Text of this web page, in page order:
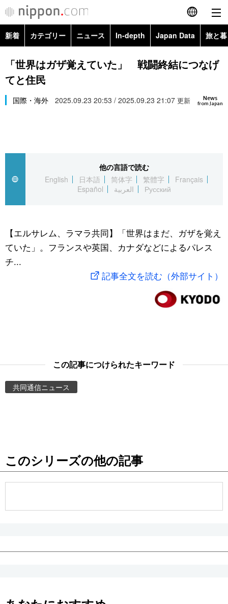
English
简体字
Русский
カテゴリー
経済・ビジネス
国際
文化
トップ
アーカイブ
In-depth
Japan Data
動画/Live
People
新着 カテゴリー ニュース In-depth Japan Data 旅と
政治・外交
経済・ビジネス
スポーツ・東京2020
Topics
「世界はガザ覚えていた」 戦闘終結につなげ
てと住民
News
from Japan
国際・海外 2025.09.23 20:53 / 2025.09.23 21:07 更新
他の言語で読む
English
日本語 简体字 繁體字
Français
Español
العربية Русский
【エルサレム、ラマラ共同】「世界はまだ、ガザを覚え
ていた」。フランスや英国、カナダなどによるパレス
チ...
記事全文を読む（外部サイト）
この記事につけられたキーワード
共同通信ニュース
このシリーズの他の記事